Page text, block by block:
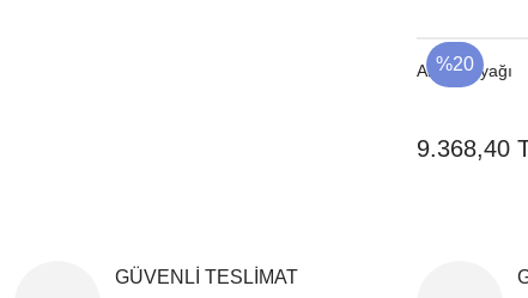
%20
Abajur Ayağı
9.368,40
GÜVENLİ TESLİMAT